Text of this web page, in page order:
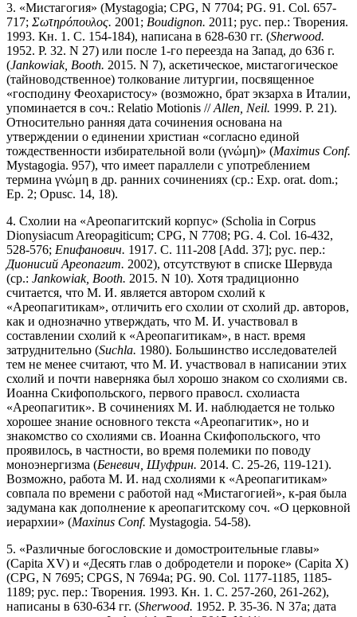
3. «Мистагогия» (Mystagogia; CPG, N 7704; PG. 91. Col. 657-
717; Σωτηρόπουλος. 2001; Boudignon. 2011; рус. пер.: Творения.
1993. Кн. 1. С. 154-184), написана в 628-630 гг. (Sherwood.
1952. P. 32. N 27) или после 1-го переезда на Запад, до 636 г.
(Jankowiak, Booth. 2015. N 7), аскетическое, мистагогическое
(тайноводственное) толкование литургии, посвященное
«господину Феохаристосу» (возможно, брат экзарха в Италии,
упоминается в соч.: Relatio Motionis //Allen, Neil. 1999. P. 21).
Относительно ранняя дата сочинения основана на
утверждении о единении христиан «согласно единой
тождественности избирательной воли (γνώμη)» (Maximus Conf.
Mystagogia. 957), что имеет параллели с употреблением
термина γνώμη в др. ранних сочинениях (ср.: Exp. orat. dom.;
Ep. 2; Opusc. 14, 18).
4. Схолии на «Ареопагитский корпус» (Scholia in Corpus
Dionysiacum Areopagiticum; CPG, N 7708; PG. 4. Col. 16-432,
528-576; Епифанович. 1917. С. 111-208 [Add. 37]; рус. пер.:
Дионисий Ареопагит. 2002), отсутствуют в списке Шервуда
(ср.: Jankowiak, Booth. 2015. N 10). Хотя традиционно
считается, что М. И. является автором схолий к
«Ареопагитикам», отличить его схолии от схолий др. авторов,
как и однозначно утверждать, что М. И. участвовал в
составлении схолий к «Ареопагитикам», в наст. время
затруднительно (Suchla. 1980). Большинство исследователей
тем не менее считают, что М. И. участвовал в написании этих
схолий и почти наверняка был хорошо знаком со схолиями св.
Иоанна Скифопольского, первого правосл. схолиаста
«Ареопагитик». В сочинениях М. И. наблюдается не только
хорошее знание основного текста «Ареопагитик», но и
знакомство со схолиями св. Иоанна Скифопольского, что
проявилось, в частности, во время полемики по поводу
моноэнергизма (Беневич, Шуфрин. 2014. С. 25-26, 119-121).
Возможно, работа М. И. над схолиями к «Ареопагитикам»
совпала по времени с работой над «Мистагогией», к-рая была
задумана как дополнение к ареопагитскому соч. «О церковной
иерархии» (Maxinus Conf. Mystagogia. 54-58).
5. «Различные богословские и домостроительные главы»
(Capita XV) и «Десять глав о добродетели и пороке» (Capita X)
(CPG, N 7695; CPGS, N 7694а; PG. 90. Col. 1177-1185, 1185-
1189; рус. пер.: Творения. 1993. Кн. 1. С. 257-260, 261-262),
написаны в 630-634 гг. (Sherwood. 1952. P. 35-36. N 37a; дата